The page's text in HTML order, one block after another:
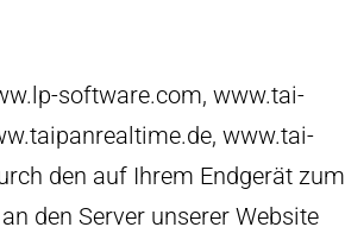
software.com, www.tai-
www.tai-
den auf Ihrem Endgerät zum
den Server unserer Website